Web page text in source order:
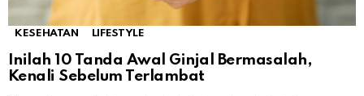
KESEHATAN LIFESTYLE
Inilah 10 Tanda Awal Ginjal Bermasalah,
Kenali Sebelum Terlambat